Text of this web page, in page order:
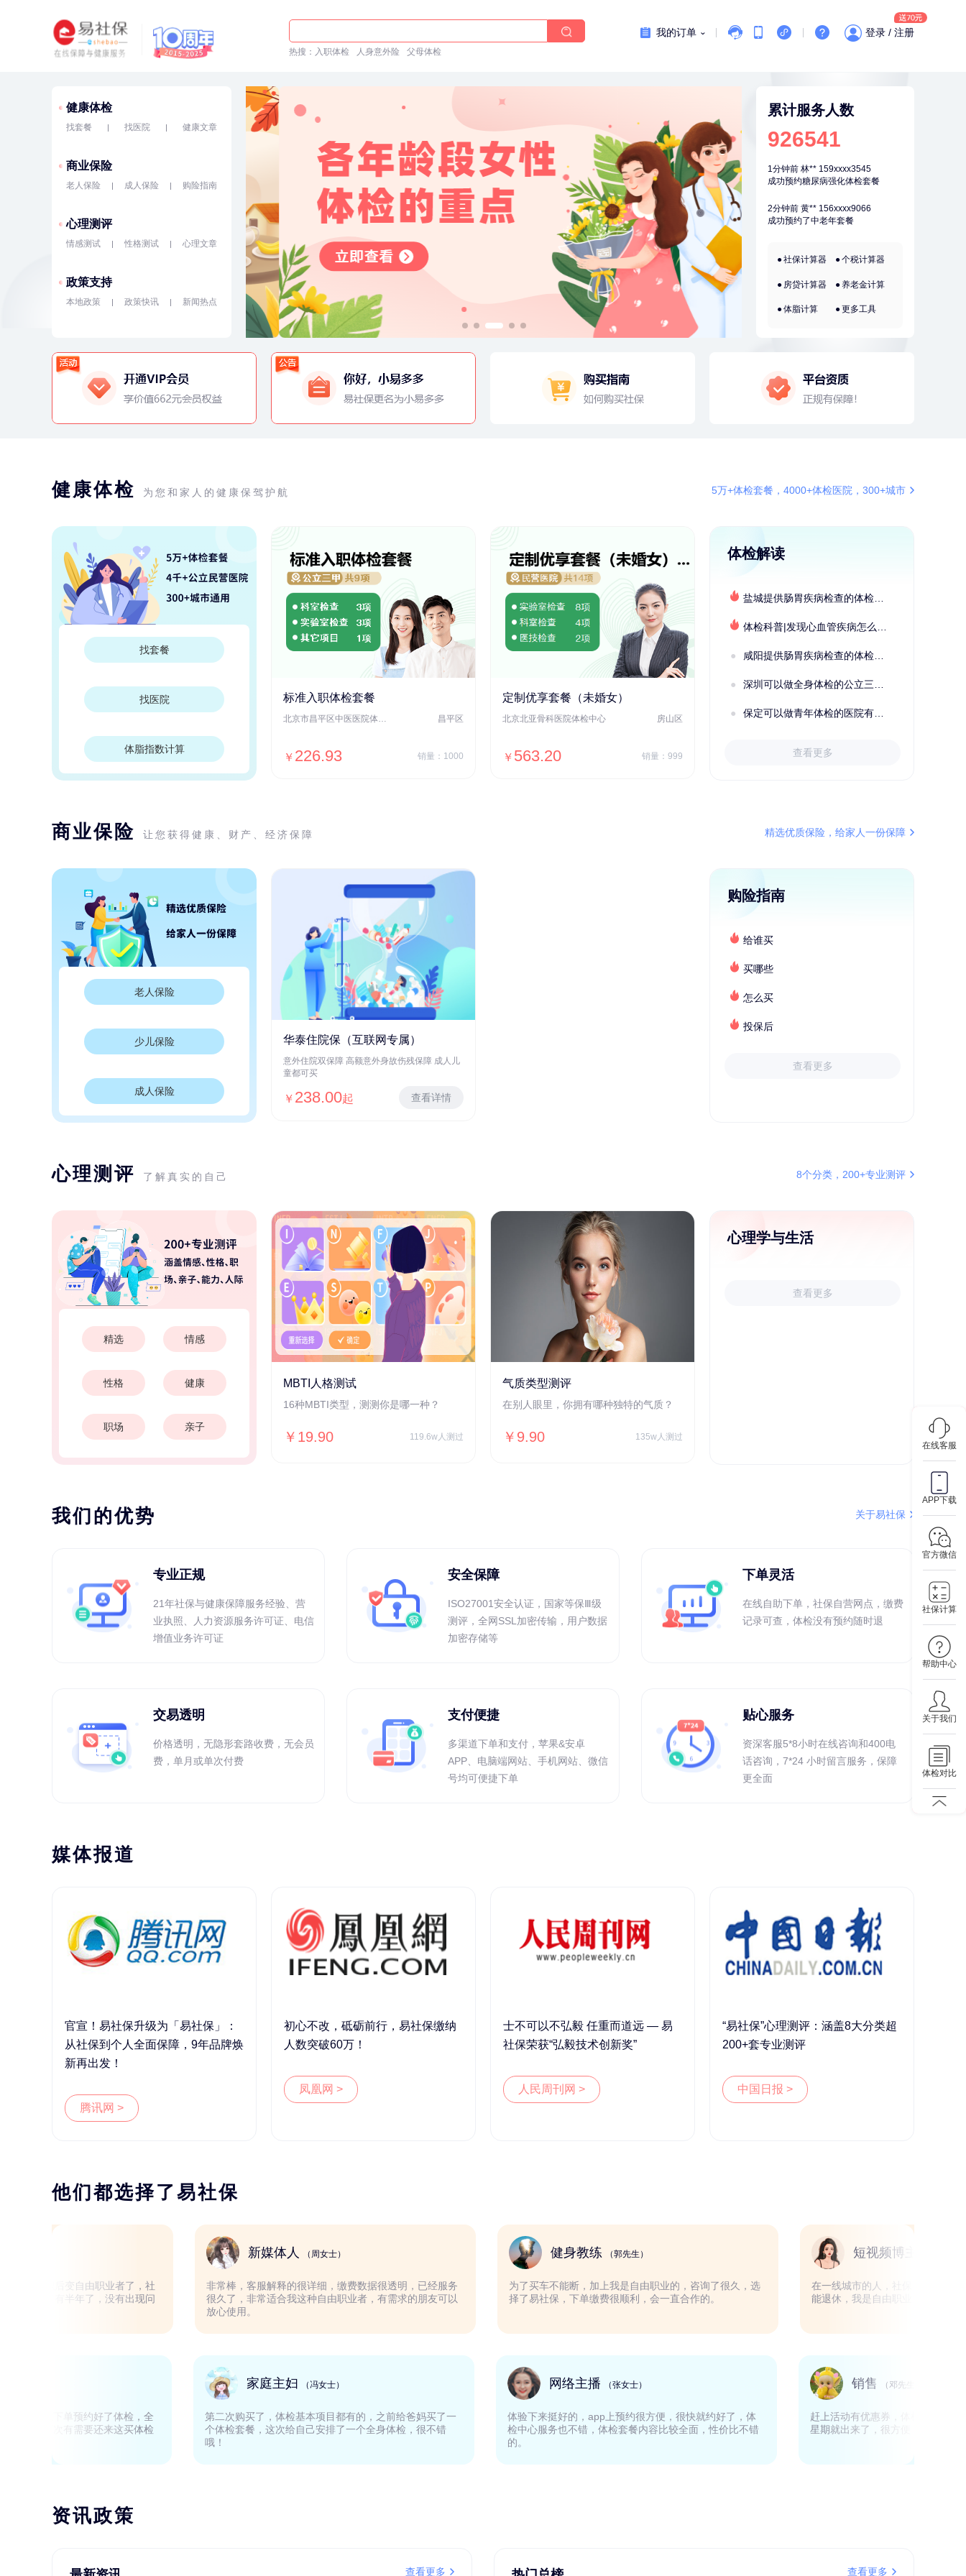
热搜： 入职体检 人身意外险 父母体检
我的订单 登录 / 注册
健康体检
找套餐 找医院 健康文章
商业保险
老人保险 成人保险 购险指南
心理测评
情感测试 性格测试 心理文章
政策支持
本地政策 政策快讯 新闻热点
累计服务人数
926541
购买了美的1.5L电热水壶HJ1522
购买了宁安堡新疆无核红枣干
150g*2
1分钟前 林**
159xxxx3545
成功预约糖尿病强化体检套餐
2分钟前 黄** 156xxxx9066
成功预约了中老年套餐
2分钟前 谭** 149xxxx3384
购买了中粮可益康红豆薏米粉500g
购买了美的体重秤 MO-CW5 白色
4分钟前 叶** 158xxxx9676
成功预约了妇科套餐
购买了姚朵朵-1000g粗粮生活礼盒
毛** 152xxxx1599
刚刚 王** 156xxxx1187
成功预约女性常规体检套餐
刚刚 王** 156xxxx1187
社保计算器 个税计算器
房贷计算器 养老金计算
体脂计算 更多工具
健康体检 为您和家人的健康保驾护航 5万+体检套餐，4000+体检医院，300+城市
找套餐
找医院
体脂指数计算
标准入职体检套餐
北京市昌平区中医医院体检中心 昌平区
￥ 226.93 销量：1000
定制优享套餐（未婚女）
北京北亚骨科医院体检中心 房山区
￥ 563.20 销量：999
秦皇岛市第一医院体检中心 北戴河区
体检解读
盐城提供肠胃疾病检查的体检套餐有哪些？体检机构有哪些选择？如何预约？
体检科普|发现心血管疾病怎么办？
咸阳提供肠胃疾病检查的体检套餐有哪些？体检机构有哪些选择？如何预约？
深圳可以做全身体检的公立三甲医院及体检套餐汇总
保定可以做青年体检的医院有哪些？有哪些套餐可以选择？
查看更多
商业保险 让您获得健康、财产、经济保障 精选优质保险，给家人一份保障
老人保险
少儿保险
成人保险
华泰住院保（互联网专属）
意外住院双保障 高额意外身故伤残保障 成人儿
童都可买
￥ 238.00起 查看详情
购险指南
给谁买
买哪些
怎么买
投保后
查看更多
心理测评 了解真实的自己 8个分类，200+专业测评
精选 情感
性格 健康
职场 亲子
MBTI人格测试
16种MBTI类型，测测你是哪一种？
￥19.90 119.6w人测过
气质类型测评
在别人眼里，你拥有哪种独特的气质？
￥9.90 135w人测过
心理学与生活
查看更多
我们的优势 关于易社保
专业正规
21年社保与健康保障服务经验、营
业执照、人力资源服务许可证、电信
增值业务许可证
安全保障
ISO27001安全认证，国家等保Ⅲ级
测评，全网SSL加密传输，用户数据
加密存储等
下单灵活
在线自助下单，社保自营网点，缴费
记录可查，体检没有预约随时退
交易透明
价格透明，无隐形套路收费，无会员
费，单月或单次付费
支付便捷
多渠道下单和支付，苹果&安卓
APP、电脑端网站、手机网站、微信
号均可便捷下单
贴心服务
资深客服5*8小时在线咨询和400电
话咨询，7*24 小时留言服务，保障
更全面
媒体报道
官宣！易社保升级为「易社保」：
从社保到个人全面保障，9年品牌焕
新再出发！
腾讯网 >
初心不改，砥砺前行，易社保缴纳
人数突破60万！
凤凰网 >
士不可以不弘毅 任重而道远 — 易
社保荣获“弘毅技术创新奖”
人民周刊网 >
“易社保”心理测评：涵盖8大分类超
200+套专业测评
中国日报 >
他们都选择了易社保
上班社保不用管，离职后变自由职业者了，社
，选择了易社保，交了有半年了，没有出现问
新媒体人
非常棒，客服解释的很详细，缴费数据很透明，已经服务
很久了，非常适合我这种自由职业者，有需求的朋友可以
健身教练
为了买车不能断，加上我是自由职业的，咨询了很久，选
择了易社保，下单缴费很顺利，会一直合作的。
在一线城市的人，社
能退休，我是自由职
预约不到，在易社保上下单预约好了体检，全
很好，环境也不错，下次有需要还来这买体检
家庭主妇
第二次购买了，体检基本项目都有的，之前给爸妈买了一
个体检套餐，这次给自己安排了一个全身体检，很不错
网络主播
体验下来挺好的，app上预约很方便，很快就约好了，体
检中心服务也不错，体检套餐内容比较全面，性价比不错
赶上活动有优惠券，
星期就出来了，很方
资讯政策
查看更多 查看更多
在线客服
APP下载
官方微信
社保计算
帮助中心
关于我们
体检对比